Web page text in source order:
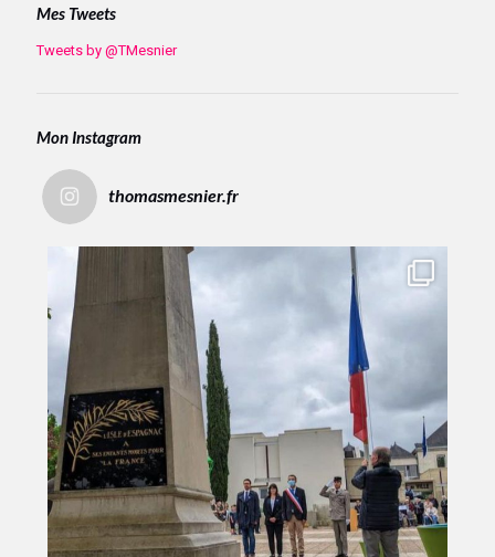
Mes Tweets
Tweets by @TMesnier
Mon Instagram
thomasmesnier.fr